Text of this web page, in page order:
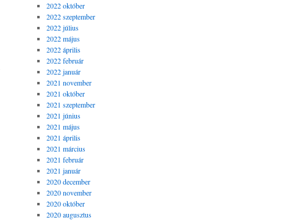
2022 október
2022 szeptember
2022 július
2022 május
2022 április
2022 február
2022 január
2021 november
2021 október
2021 szeptember
2021 június
2021 május
2021 április
2021 március
2021 február
2021 január
2020 december
2020 november
2020 október
2020 augusztus